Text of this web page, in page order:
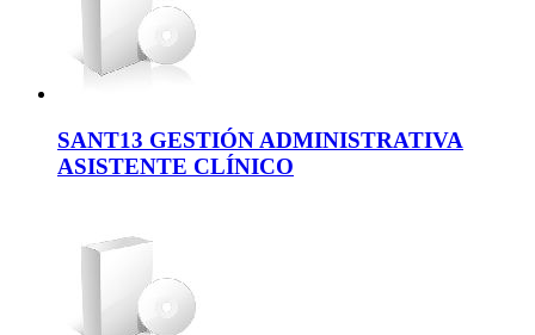
SANT13 GESTIÓN ADMINISTRATIVA
ASISTENTE CLÍNICO